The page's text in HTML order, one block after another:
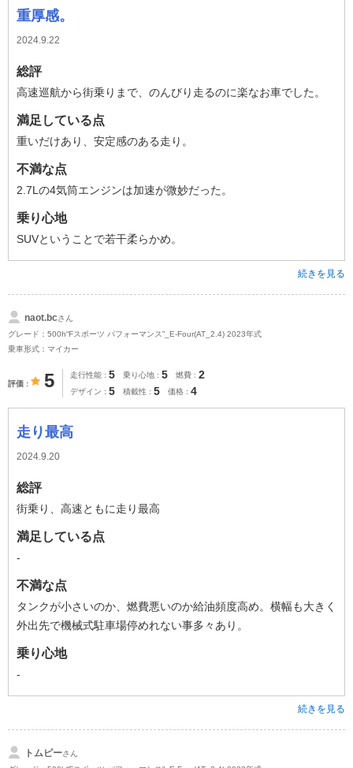
重厚感。
2024.9.22
総評
高速巡航から街乗りまで、のんびり走るのに楽なお車でした。
満足している点
重いだけあり、安定感のある走り。
不満な点
2.7Lの4気筒エンジンは加速が微妙だった。
乗り心地
SUVということで若干柔らかめ。
続きを見る
naot.bcさん
グレード：500h“Fスポーツ パフォーマンス”_E-Four(AT_2.4) 2023年式
乗車形式：マイカー
評価 5 走行性能 5 乗り心地 5 燃費 2
デザイン 5 積載性 5 価格 4
走り最高
2024.9.20
総評
街乗り、高速ともに走り最高
満足している点
-
不満な点
タンクが小さいのか、燃費悪いのか給油頻度高め。横幅も大きく
外出先で機械式駐車場停めれない事多々あり。
乗り心地
-
続きを見る
トムピーさん